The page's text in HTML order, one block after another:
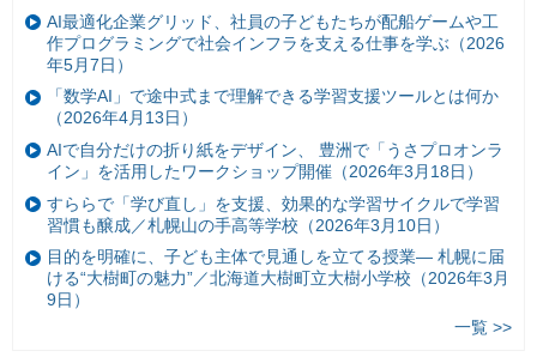
AI最適化企業グリッド、社員の子どもたちが配船ゲームや工
作プログラミングで社会インフラを支える仕事を学ぶ（2026
年5月7日）
「数学AI」で途中式まで理解できる学習支援ツールとは何か
（2026年4月13日）
AIで自分だけの折り紙をデザイン、 豊洲で「うさプロオンラ
イン」を活用したワークショップ開催（2026年3月18日）
すららで「学び直し」を支援、効果的な学習サイクルで学習
習慣も醸成／札幌山の手高等学校（2026年3月10日）
目的を明確に、子ども主体で見通しを立てる授業— 札幌に届
ける“大樹町の魅力”／北海道大樹町立大樹小学校（2026年3月
9日）
一覧 >>